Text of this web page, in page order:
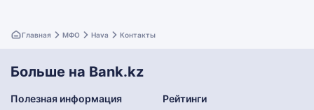
Главная МФО Hava Контакты
Больше на Bank.kz
Полезная информация Рейтинги